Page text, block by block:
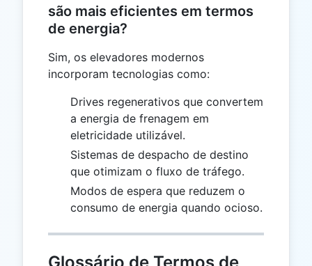
são mais eficientes em termos
de energia?
Sim, os elevadores modernos
incorporam tecnologias como:
Drives regenerativos que convertem
a energia de frenagem em
eletricidade utilizável.
Sistemas de despacho de destino
que otimizam o fluxo de tráfego.
Modos de espera que reduzem o
consumo de energia quando ocioso.